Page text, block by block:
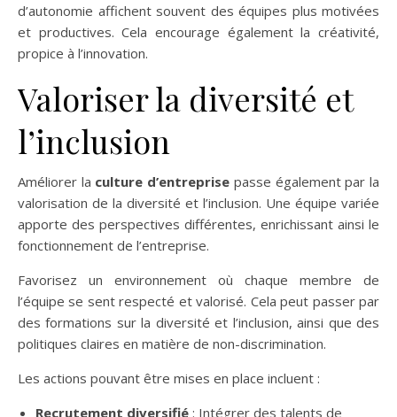
d’autonomie affichent souvent des équipes plus motivées
et productives. Cela encourage également la créativité,
propice à l’innovation.
Valoriser la diversité et
l’inclusion
Améliorer la culture d’entreprise passe également par la
valorisation de la diversité et l’inclusion. Une équipe variée
apporte des perspectives différentes, enrichissant ainsi le
fonctionnement de l’entreprise.
Favorisez un environnement où chaque membre de
l’équipe se sent respecté et valorisé. Cela peut passer par
des formations sur la diversité et l’inclusion, ainsi que des
politiques claires en matière de non-discrimination.
Les actions pouvant être mises en place incluent :
Recrutement diversifié : Intégrer des talents de